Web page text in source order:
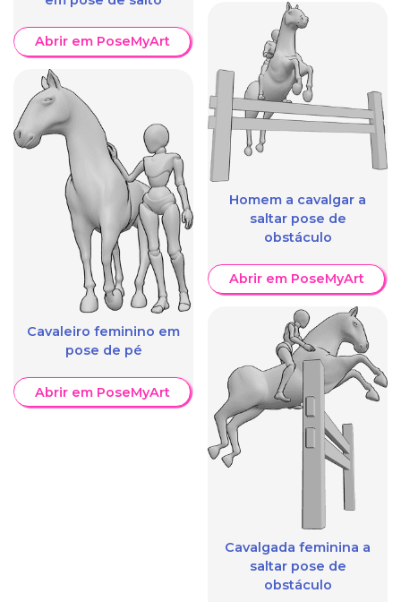
Abrir em PoseMyArt
Cavaleiro feminino em
pose de pé
Abrir em PoseMyArt
Homem a cavalgar a
saltar pose de
obstáculo
Abrir em PoseMyArt
Cavalgada feminina a
saltar pose de
obstáculo